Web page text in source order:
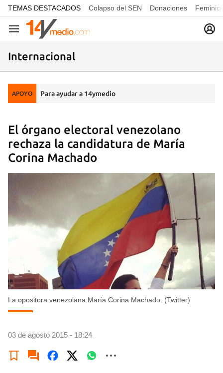
common.go-to-content
TEMAS DESTACADOS Colapso del SEN Donaciones
Navegación
Internacional
APOYO Para ayudar a 14ymedio
El órgano electoral venezolano
rechaza la candidatura de María
Corina Machado
La opositora venezolana Marí­a Corina Machado. (Twitter)
03 de agosto 2015 - 18:24